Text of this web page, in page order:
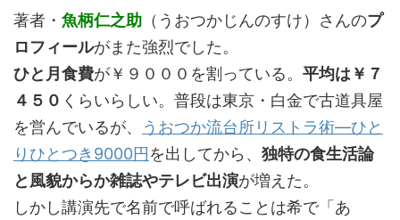
著者・ 魚柄仁之助 （うおつかじんのすけ）さんのプ
ロフィールがまた強烈でした。
ひと月食費が￥９０００を割っている。 平均は￥７
４５０ くらいらしい。普段は東京・白金で古道具屋
を営んでいるが、
うおつか流台所リストラ術―ひと
りひとつき9000円を出してから、 独特の食生活論
と風貌からか雑誌やテレビ出演が増えた。
しかし講演先で名前で呼ばれることは希で「あ